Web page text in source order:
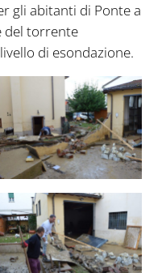
gli abitanti di Ponte a
del torrente
di esondazione.